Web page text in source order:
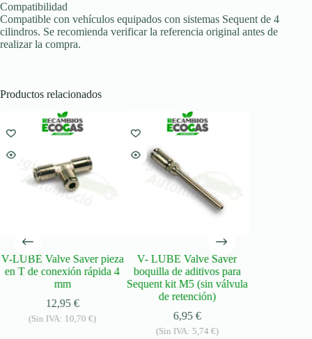
Compatibilidad
Compatible con vehículos equipados con sistemas Sequent de 4
cilindros. Se recomienda verificar la referencia original antes de
realizar la compra.
Productos relacionados
V-LUBE Valve Saver pieza
en T de conexión rápida 4
mm
12,95 €
(Sin IVA: 10,70€)
V- LUBE Valve Saver
boquilla de aditivos para
Sequent kit M5 (sin válvula
de retención)
6,95 €
(Sin IVA: 5,74 €)